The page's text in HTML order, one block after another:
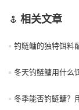
相关文章
钓鲢鳙的独特饵料
冬天钓鲢鳙用什么
冬季能否钓鲢鳙？